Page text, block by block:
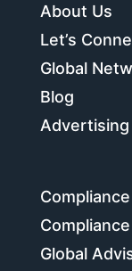
About Us
Let’s
Global
Blog
Global